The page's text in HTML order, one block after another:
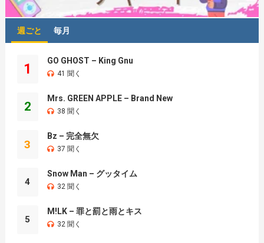
週ごと 毎月
1
GO GHOST – King Gnu
41 聞く
2
Mrs. GREEN APPLE – Brand New
38 聞く
3
Bz – 完全無欠
37 聞く
4
Snow Man – グッタイム
32 聞く
5
M!LK – 罪と罰と雨とキス
32 聞く